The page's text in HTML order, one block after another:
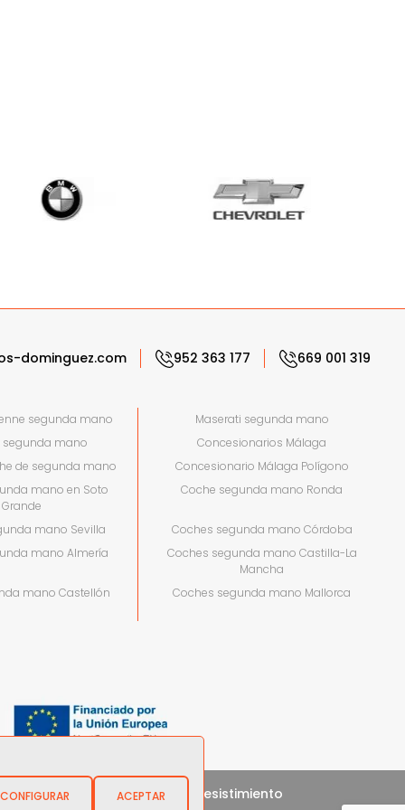
CONFIGURAR ACEPTAR
dominguez.com 952 363 177 669 001 319
segunda mano
Maserati segunda mano
segunda mano
Concesionarios Málaga
de segunda mano
Concesionario Málaga Polígono
mano en Soto
Grande
Coche segunda mano Ronda
mano Sevilla
Coches segunda mano Córdoba
mano Almería
Coches segunda mano Castilla-La
Mancha
mano Castellón Coches segunda mano Mallorca
Documento de Desistimiento